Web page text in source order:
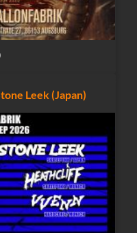
Leek (Japan)